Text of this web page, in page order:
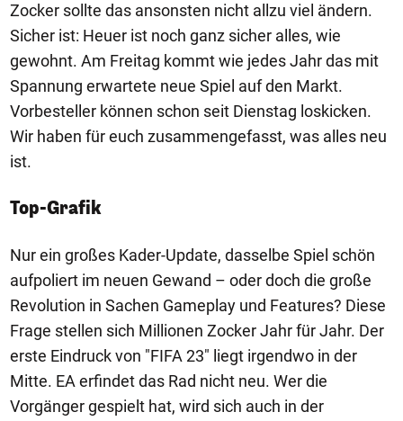
Zocker sollte das ansonsten nicht allzu viel ändern.
Sicher ist: Heuer ist noch ganz sicher alles, wie
gewohnt. Am Freitag kommt wie jedes Jahr das mit
Spannung erwartete neue Spiel auf den Markt.
Vorbesteller können schon seit Dienstag loskicken.
Wir haben für euch zusammengefasst, was alles neu
ist.
Top-Grafik
Nur ein großes Kader-Update, dasselbe Spiel schön
aufpoliert im neuen Gewand – oder doch die große
Revolution in Sachen Gameplay und Features? Diese
Frage stellen sich Millionen Zocker Jahr für Jahr. Der
erste Eindruck von "FIFA 23" liegt irgendwo in der
Mitte. EA erfindet das Rad nicht neu. Wer die
Vorgänger gespielt hat, wird sich auch in der